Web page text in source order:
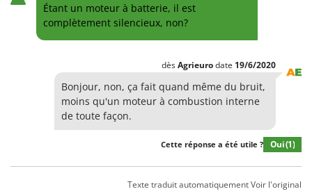
Étant un moteur à batterie, il est
complètement silencieux, non?
dèsAgrieurodate 19/6/2020
Bonjour, non, ça fait quand même du bruit,
moins qu'un moteur à combustion interne
de toute façon.
Cette réponse a été utile ? Oui(1)
Texte traduit automatiquementVoir l'original